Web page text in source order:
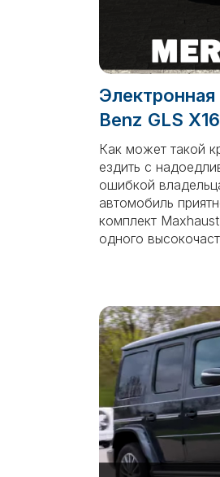
Benz GLS
Как может такой
ездить с
ошибкой
автомобиль
комплект
одного